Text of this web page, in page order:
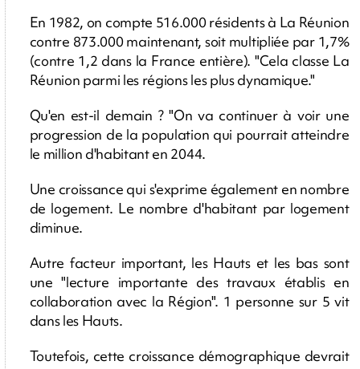
En 1982, on compte 516.000 résidents à La Réunion
contre 873.000 maintenant, soit multipliée par 1,7%
(contre 1,2 dans la France entière). "Cela classe La
Réunion parmi les régions les plus dynamique."
Qu'en est-il demain ? "On va continuer à voir une
progression de la population qui pourrait atteindre
le million d'habitant en 2044.
Une croissance qui s'exprime également en nombre
de logement. Le nombre d'habitant par logement
diminue.
Autre facteur important, les Hauts et les bas sont
une "lecture importante des travaux établis en
collaboration avec la Région". 1 personne sur 5 vit
dans les Hauts.
Toutefois, cette croissance démographique devrait